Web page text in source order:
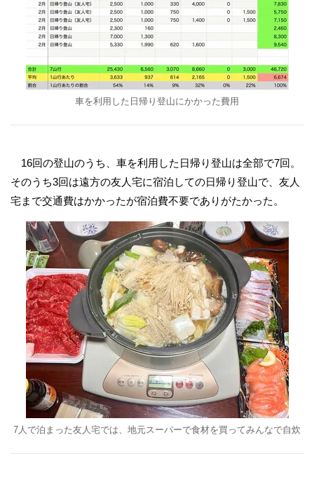
車を利用した日帰り登山にかかった費用
16回の登山のうち、車を利用した日帰り登山は全部で7回。
そのうち3回は遠方の友人宅に宿泊しての日帰り登山で、友人
宅まで交通費はかかったが宿泊費不要でありがたかった。
7人で泊まった友人宅では、地元スーパーで食材を買ってみんなで自炊